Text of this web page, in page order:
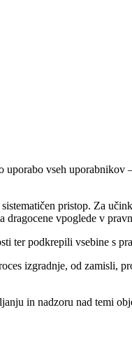
vseh
pristop. Za
dragocene vpoglede v
ter podkrepili vsebine s
izgradnje, od zamisli,
in nadzoru nad temi